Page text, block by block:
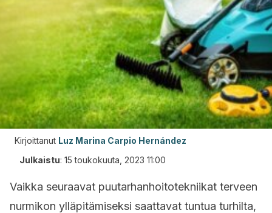
Kirjoittanut Luz Marina Carpio Hernández
Julkaistu: 15 toukokuuta, 2023 11:00
Vaikka seuraavat puutarhanhoitotekniikat terveen
nurmikon ylläpitämiseksi saattavat tuntua turhilta,